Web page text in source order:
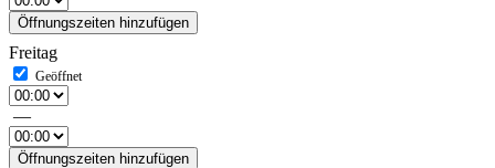
Öffnungszeiten hinzufügen
Freitag
—
Öffnungszeiten hinzufügen